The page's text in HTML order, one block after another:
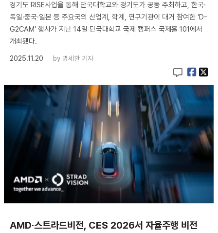
경기도 RISE사업을 통해 단국대학교와 경기도가 공동 주최하고, 한국·
독일·중국·일본 등 주요국의 산업계, 학계, 연구기관이 대거 참여한 ‘D-
G2CAM’ 행사가 지난 14일 단국대학교 국제 캠퍼스 국제홀 101에서
개최됐다.
2025.11.20
by 명세환 기자
AMD·스트라드비전, CES 2026서 자율주행 비전